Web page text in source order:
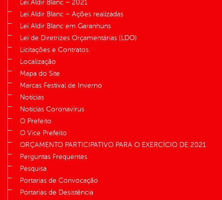
Lei Aldir Blanc – 2021
Lei Aldir Blanc – Ações realizadas
Lei Aldir Blanc em Garanhuns
Lei de Diretrizes Orçamentárias (LDO)
Licitações e Contratos
Localização
Mapa do Site
Marcas Festival de Inverno
Notícias
Notícias Coronavírus
O Prefeito
O Vice Prefeito
ORÇAMENTO PARTICIPATIVO PARA O EXERCÍCIO DE 2021
Perguntas Frequentes
Pesquisa
Portarias de Convocação
Portarias de Desistência